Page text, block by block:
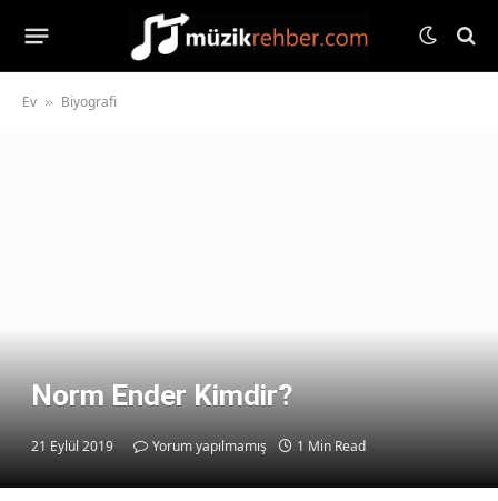
Ev » Biyografi
Norm Ender Kimdir?
21 Eylül 2019 Yorum yapılmamış 1 Min Read